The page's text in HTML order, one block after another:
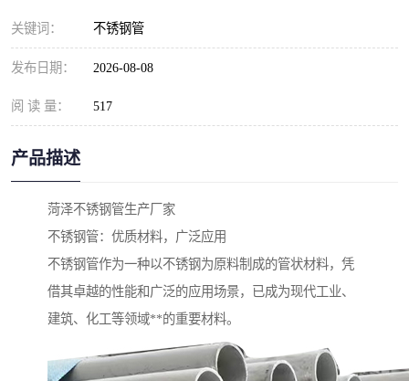
关键词： 不锈钢管
发布日期： 2026-08-08
阅 读 量： 517
产品描述
菏泽不锈钢管生产厂家
不锈钢管：优质材料，广泛应用
不锈钢管作为一种以不锈钢为原料制成的管状材料，凭
借其卓越的性能和广泛的应用场景，已成为现代工业、
建筑、化工等领域**的重要材料。